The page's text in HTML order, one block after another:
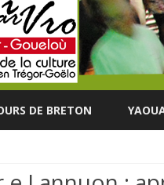
DE BRETON